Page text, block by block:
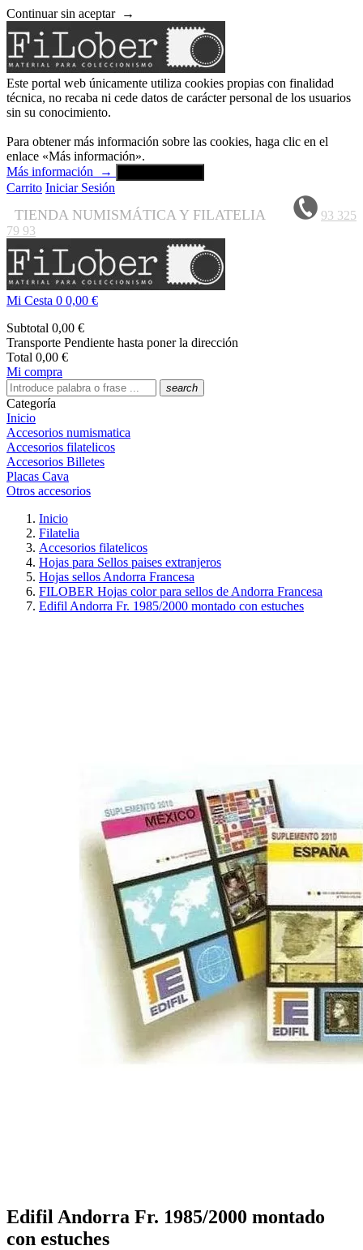
Continuar sin aceptar →
Este portal web únicamente utiliza cookies propias con finalidad
técnica, no recaba ni cede datos de carácter personal de los usuarios
sin su conocimiento.
Para obtener más información sobre las cookies, haga clic en el
enlace «Más información».
Más información
→
Carrito Iniciar Sesión
TIENDA NUMISMÁTICA Y FILATELIA
93 325
79 93
Mi Cesta 0 0,00 €
Subtotal 0,00 €
Transporte Pendiente hasta poner la dirección
Total 0,00 €
Mi compra
search
Categoría
Inicio
Accesorios numismatica
Accesorios filatelicos
Accesorios Billetes
Placas Cava
Otros accesorios
Inicio
Filatelia
Accesorios filatelicos
Hojas para Sellos paises extranjeros
Hojas sellos Andorra Francesa
FILOBER Hojas color para sellos de Andorra Francesa
Edifil Andorra Fr. 1985/2000 montado con estuches
Edifil Andorra Fr. 1985/2000 montado
con estuches